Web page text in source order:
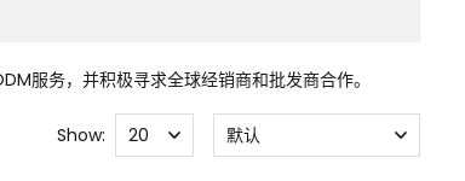
服务，并积极寻求全球经销商和批发商合作。
Show: